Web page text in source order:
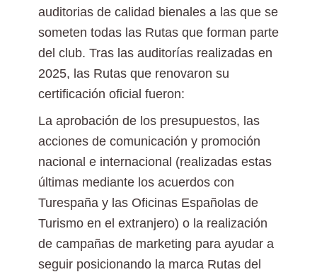
auditorias de calidad bienales a las que se
someten todas las Rutas que forman parte
del club. Tras las auditorías realizadas en
2025, las Rutas que renovaron su
certificación oficial fueron:
La aprobación de los presupuestos, las
acciones de comunicación y promoción
nacional e internacional (realizadas estas
últimas mediante los acuerdos con
Turespaña y las Oficinas Españolas de
Turismo en el extranjero) o la realización
de campañas de marketing para ayudar a
seguir posicionando la marca Rutas del